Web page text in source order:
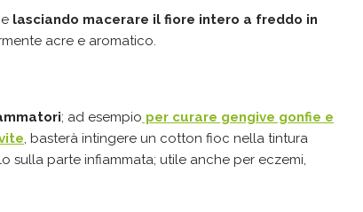
lasciando macerare il fiore intero a freddo in
acre e aromatico.
; ad esempio per curare gengive gonfie e
, basterà intingere un cotton fioc nella tintura
sulla parte infiammata; utile anche per eczemi,